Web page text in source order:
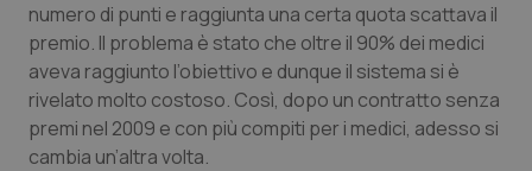
Provincia Autonoma di Bolzano
Provincia Autonoma di Trento
Puglia
Infezioni & Febbre
Ipertensione & Scompenso
Malattie rare
numero di punti e raggiunta una certa quota scattava il
premio. Il problema è stato che oltre il 90% dei medici
aveva raggiunto l’obiettivo e dunque il sistema si è
rivelato molto costoso. Così, dopo un contratto senza
premi nel 2009 e con più compiti per i medici, adesso si
cambia un’altra volta.